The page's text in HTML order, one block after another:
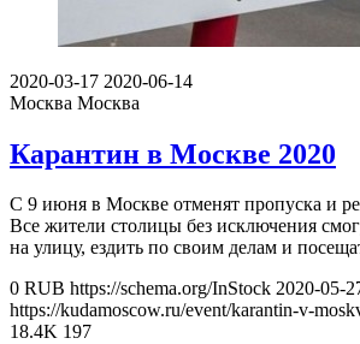
2020-03-17 2020-06-14
Москва Москва
Карантин в Москве 2020
С 9 июня в Москве отменят пропуска и
Все жители столицы без исключения
на улицу, ездить по своим делам и
0 RUB https://schema.org/InStock 2020-05-
https://kudamoscow.ru/event/karantin-v-
18.4K 197